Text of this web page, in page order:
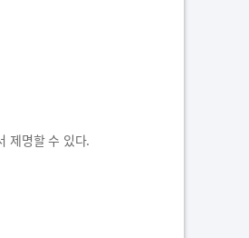
제명할 수 있다.